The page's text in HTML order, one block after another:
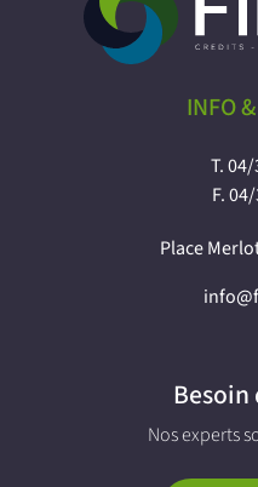
INFO
T.04/
F.04/
Place
Besoin
Nos experts